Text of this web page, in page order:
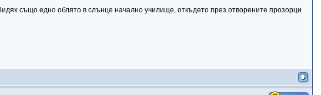
също едно облято в слънце начално училище, откъдето през отворените прозорци